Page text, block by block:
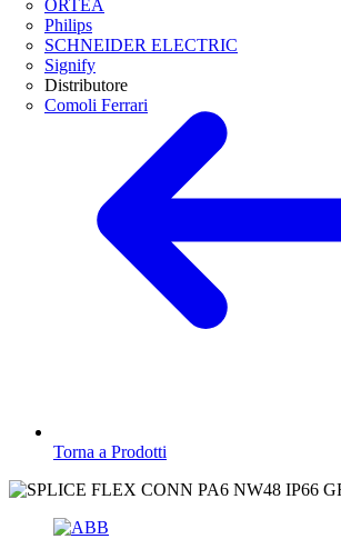
ORTEA
Philips
SCHNEIDER ELECTRIC
Signify
Distributore
Comoli Ferrari
Torna a Prodotti